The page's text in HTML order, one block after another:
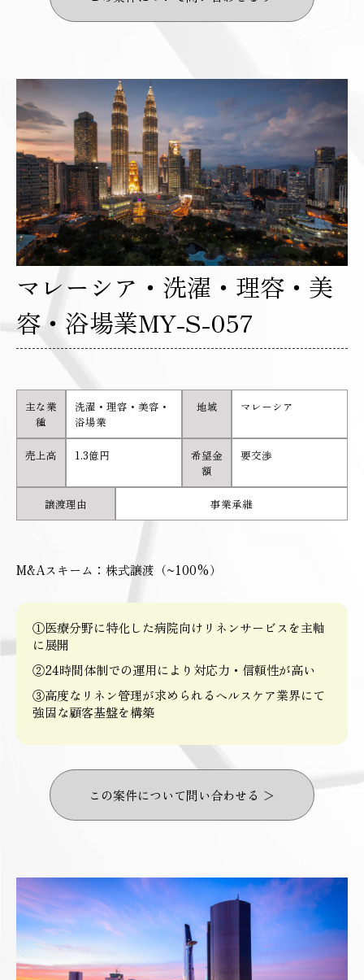
マレーシア・洗濯・理容・美
容・浴場業MY-S-057
主な業
種
洗濯・理容・美容・
浴場業
地域 マレーシア
売上高 1.3億円
希望金
額
要交渉
譲渡理由 事業承継
M&Aスキーム：株式譲渡（~100%）
①医療分野に特化した病院向けリネンサービスを主軸
に展開
②24時間体制での運用により対応力・信頼性が高い
③高度なリネン管理が求められるヘルスケア業界にて
強固な顧客基盤を構築
この案件について問い合わせる ＞